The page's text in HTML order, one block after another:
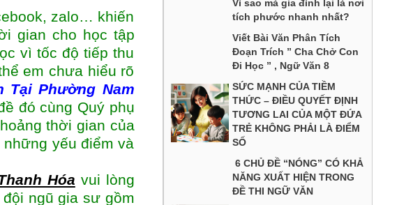
zalo… khiến
gian cho học tập
vì tốc độ tiếp thu
em chưa hiểu rõ
Tại Phường Nam
đó cùng Quý phụ
thời gian của
yếu điểm và
Hóa vui lòng
đội ngũ gia sư gồm
Vì sao mà gia đình lại là nơi
tích phước nhanh nhất?
Viết Bài Văn Phân Tích
Đoạn Trích ” Cha Chở Con
Đi Học ” , Ngữ Văn 8
SỨC MẠNH CỦA TIỀM
THỨC – ĐIỀU QUYẾT ĐỊNH
TƯƠNG LAI CỦA MỘT ĐỨA
TRẺ KHÔNG PHẢI LÀ ĐIỂM
SỐ
6 CHỦ ĐỀ “NÓNG” CÓ KHẢ
NĂNG XUẤT HIỆN TRONG
ĐỀ THI NGỮ VĂN